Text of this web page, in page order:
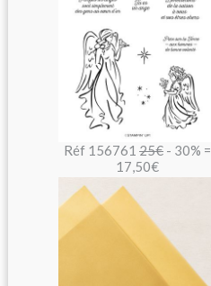
Réf 156761 25€ - 30% =
17,50€